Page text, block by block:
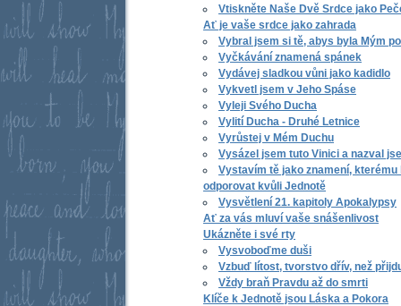
Vtiskněte Naše Dvě Srdce jako
Ať je vaše srdce jako zahrada
Vybral jsem si tě, abys byla Mým
Vyčkávání znamená spánek
Vydávej sladkou vůni jako kadidlo
Vykvetl jsem v Jeho Spáse
Vyleji Svého Ducha
Vylití Ducha - Druhé Letnice
Vyrůstej v Mém Duchu
Vysázel jsem tuto Vinici a nazval
Vystavím tě jako znamení, kterému
odporovat kvůli Jednotě
Vysvětlení 21. kapitoly Apokalypsy
Ať za vás mluví vaše snášenlivost
Ukázněte i své rty
Vysvoboďme duši
Vzbuď lítost, tvorstvo dřív, než
Vždy braň Pravdu až do smrti
Klíče k Jednotě jsou Láska a Pokora